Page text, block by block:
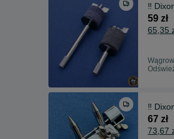
‼️
59 zł
65,35
‼️
67 zł
73,67